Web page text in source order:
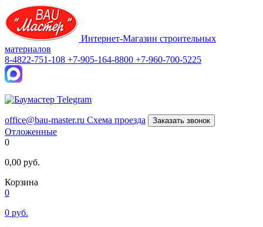
Интернет-Магазин строительных
материалов
8-4822-751-108 +7-905-164-8800 +7-960-700-5225
office@bau-master.ru Схема проезда Заказать звонок
Отложенные
0
0,00 руб.
Корзина
0
0 руб.